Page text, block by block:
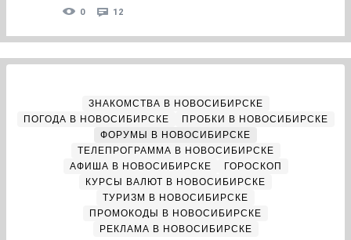
0 12
ЗНАКОМСТВА В НОВОСИБИРСКЕ
ПОГОДА В НОВОСИБИРСКЕ
ПРОБКИ В НОВОСИБИРСКЕ
ФОРУМЫ В НОВОСИБИРСКЕ
ТЕЛЕПРОГРАММА В НОВОСИБИРСКЕ
АФИША В НОВОСИБИРСКЕ
ГОРОСКОП
КУРСЫ ВАЛЮТ В НОВОСИБИРСКЕ
ТУРИЗМ В НОВОСИБИРСКЕ
ПРОМОКОДЫ В НОВОСИБИРСКЕ
РЕКЛАМА В НОВОСИБИРСКЕ